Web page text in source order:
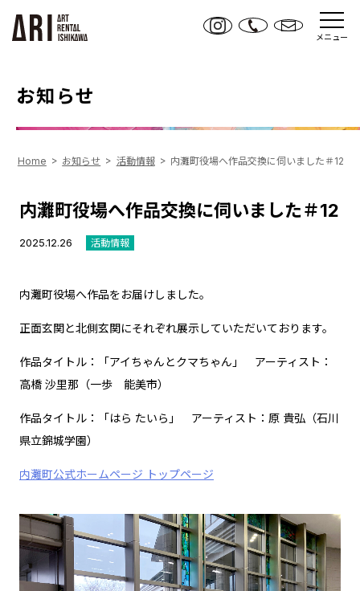
メニュー
お知らせ
Home お知らせ 活動情報 内灘町役場へ作品交換に伺いました＃12
内灘町役場へ作品交換に伺いました＃12
2025.12.26 活動情報
内灘町役場へ作品をお届けしました。
正面玄関と北側玄関にそれぞれ展示していただいております。
作品タイトル：「アイちゃんとクマちゃん」 アーティスト：
高橋 沙里那（一歩 能美市）
作品タイトル：「はら たいら」 アーティスト：原 貴弘（石川
県立錦城学園）
内灘町公式ホームページ トップページ